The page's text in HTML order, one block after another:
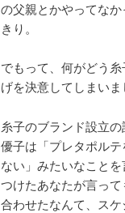
の父親とかやってな
きり。
でもって、何がどう
げを決意してしまい
糸子のブランド設立
優子は「プレタポル
ない」みたいなこと
つけたあなたが言っ
合わせたなんて、スケ